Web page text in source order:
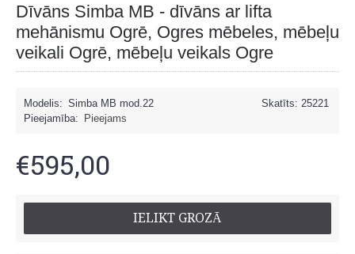
Dīvāns Simba MB - dīvāns ar lifta
mehānismu Ogrē, Ogres mēbeles, mēbeļu
veikali Ogrē, mēbeļu veikals Ogre
Skatīts: 25221
Modelis: Simba MB mod.22
Pieejamība:
Pieejams
€595,00
IELIKT GROZĀ